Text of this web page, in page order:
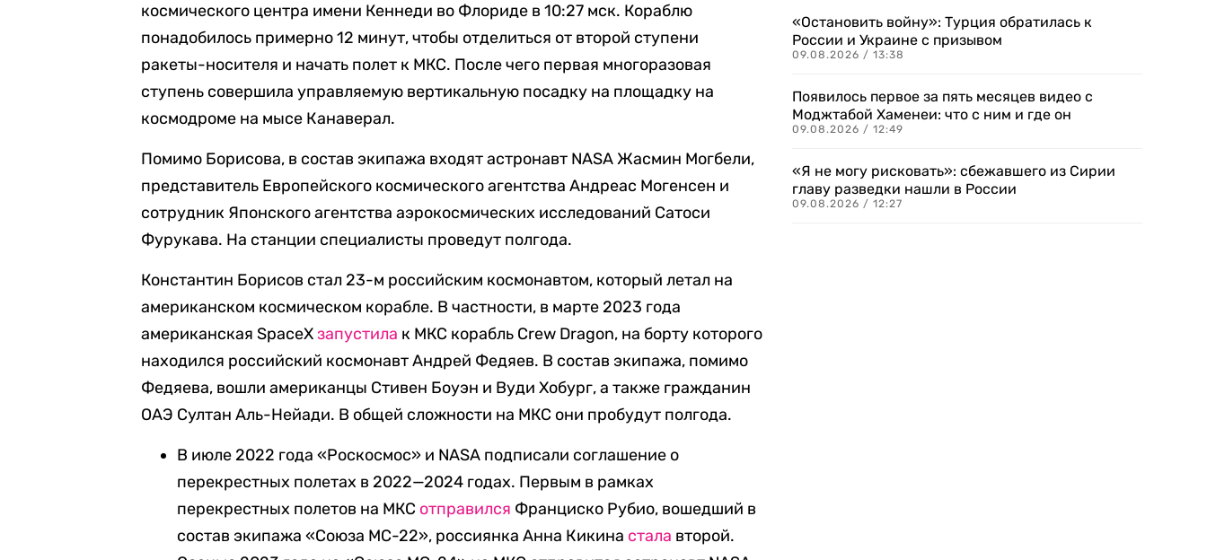
космического центра имени Кеннеди во Флориде в 10:27 мск. Кораблю
понадобилось примерно 12 минут, чтобы отделиться от второй ступени
ракеты-носителя и начать полет к МКС. После чего первая многоразовая
ступень совершила управляемую вертикальную посадку на площадку на
космодроме на мысе Канаверал.
Помимо Борисова, в состав экипажа входят астронавт NASA Жасмин Могбели,
представитель Европейского космического агентства Андреас Могенсен и
сотрудник Японского агентства аэрокосмических исследований Сатоси
Фурукава. На станции специалисты проведут полгода.
Константин Борисов стал 23-м российским космонавтом, который летал на
американском космическом корабле. В частности, в марте 2023 года
американская SpaceXзапустила к МКС корабль Crew Dragon, на борту которого
находился российский космонавт Андрей Федяев. В состав экипажа, помимо
Федяева, вошли американцы Стивен Боуэн и Вуди Хобург, а также гражданин
ОАЭ Султан Аль-Нейади. В общей сложности на МКС они пробудут полгода.
В июле 2022 года «Роскосмос» и NASA подписали соглашение о
перекрестных полетах в 2022—2024 годах. Первым в рамках
перекрестных полетов на МКС отправился Франциско Рубио, вошедший в
состав экипажа «Союза МС-22», россиянка Анна Кикина стала второй.
«Остановить войну»: Турция обратилась к
России и Украине с призывом
09.08.2026 / 13:38
Появилось первое за пять месяцев видео с
Моджтабой Хаменеи: что с ним и где он
09.08.2026 / 12:49
«Я не могу рисковать»: сбежавшего из Сирии
главу разведки нашли в России
09.08.2026 / 12:27